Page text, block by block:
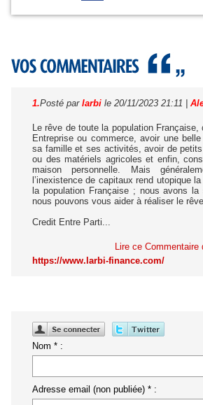
1.Posté par larbi le 20/11/2023 21:11
Le rêve de toute la population Française,
Entreprise ou commerce, avoir une
sa famille et ses activités, avoir de
ou des matériels agricoles et enfin,
maison personnelle. Mais
l’inexistence de capitaux rend utopique
la population Française ; nous avons
nous pouvons vous aider à réaliser le rêve.
Credit Entre Parti...
Lire ce
https://www.larbi-finance.com/
Nom * :
Adresse email (non publiée) * :